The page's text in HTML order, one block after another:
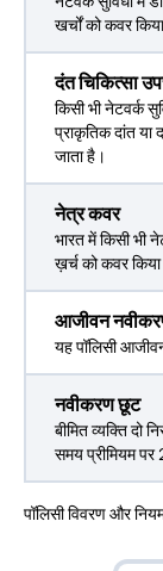
खर्चों को कवर
दंत चिकित्सा
किसी भी नेटवर्क
प्राकृतिक दांत या
जाता है।
नेत्र कवर
भारत में किसी भी
ख़र्च को कवर
आजीवन
यह पॉलिसी
नवीकरण छूट
बीमित व्यक्ति दो
समय प्रीमियम
पॉलिसी विवरण और